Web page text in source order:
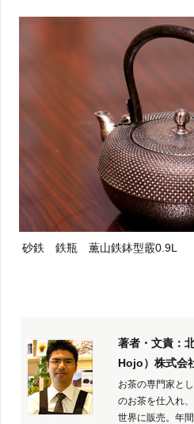
砂鉄 鉄瓶 薫山鉄鉢型霰0.9L
著者・文責：
Hojo）株式会
お茶の専門家と
のお茶を仕入れ
世界に販売。年